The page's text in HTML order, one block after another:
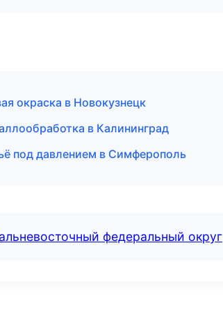
окраска в Новокузнецк
в Калининград
под давлением в Симферополь
федеральный округ